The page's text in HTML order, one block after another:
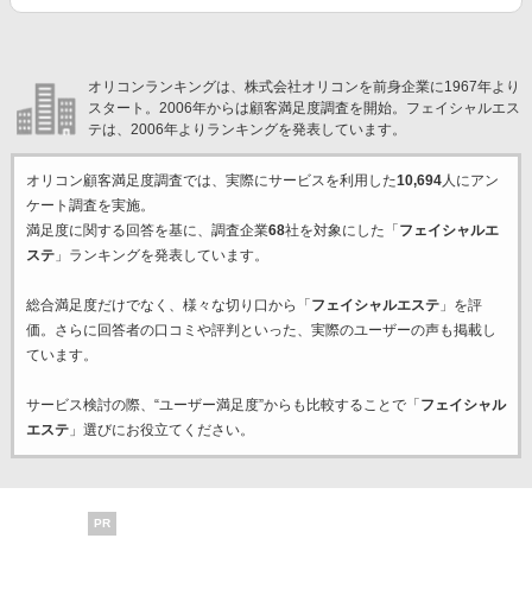
オリコンランキングは、株式会社オリコンを前身企業に1967年より
スタート。2006年からは顧客満足度調査を開始。フェイシャルエス
テは、2006年よりランキングを発表しています。
オリコン顧客満足度調査では、実際にサービスを利用した10,694人にアン
ケート調査を実施。
満足度に関する回答を基に、調査企業68社を対象にした「 フェイシャルエ
ステ」ランキングを発表しています。
総合満足度だけでなく、様々な切り口から「 フェイシャルエステ」を評
価。さらに回答者の口コミや評判といった、実際のユーザーの声も掲載し
ています。
サービス検討の際、“ユーザー満足度”からも比較することで「 フェイシャル
エステ」選びにお役立てください。
PR